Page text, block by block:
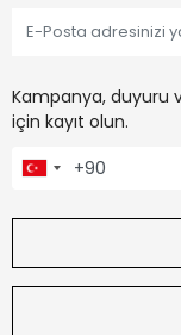
Kampanya, duyuru
için kayıt olun.